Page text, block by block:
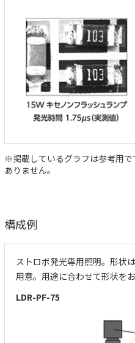
※掲載しているグラフは参考用
ありません。
構成例
ストロボ発光専用照明。形状
用意。用途に合わせて形状を
LDR-PF-75